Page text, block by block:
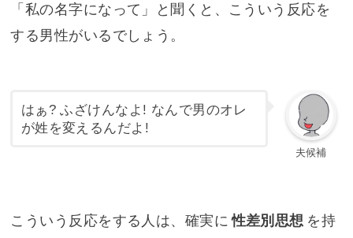
「私の名字になって」と聞くと、こういう反応を
する男性がいるでしょう。
夫候補
はぁ? ふざけんなよ! なんで男のオレ
が姓を変えるんだよ!
こういう反応をする人は、確実に 性差別思想 を持